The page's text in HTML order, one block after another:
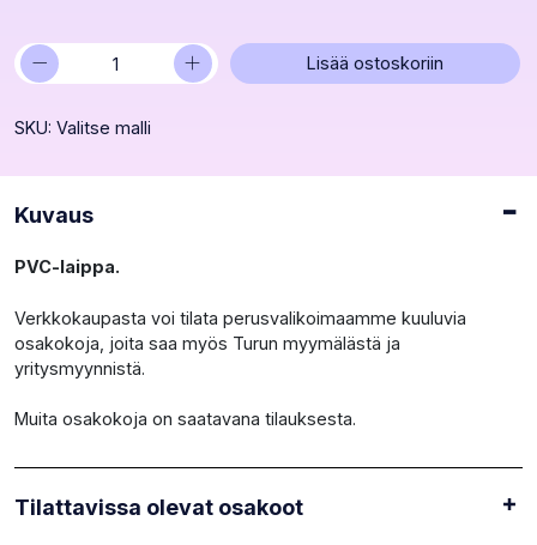
PVC
laippa
+
− Lisää ostoskoriin
SKU: Valitse malli
Kuvaus
PVC-laippa.
Verkkokaupasta voi tilata perusvalikoimaamme kuuluvia
osakokoja, joita saa myös Turun myymälästä ja
yritysmyynnistä.
Muita osakokoja on saatavana tilauksesta.
Tilattavissa olevat osakoot